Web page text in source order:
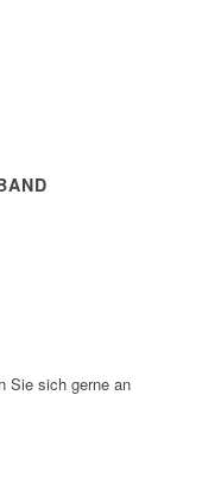
Sie sich gerne an